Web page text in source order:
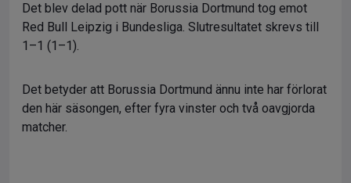
Det blev delad pott när Borussia Dortmund tog emot
Red Bull Leipzig i Bundesliga. Slutresultatet skrevs till
1–1 (1–1).
Det betyder att Borussia Dortmund ännu inte har förlorat
den här säsongen, efter fyra vinster och två oavgjorda
matcher.